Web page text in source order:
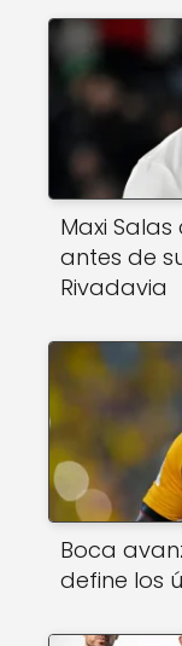
Maxi
antes de
Rivadavia
Boca
define los